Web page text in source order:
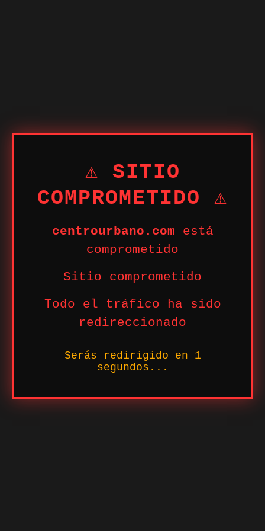
⚠ SITIO
COMPROMETIDO ⚠
centrourbano.com está
comprometido
Sitio comprometido
Todo el tráfico ha sido
redireccionado
Serás redirigido en 1
segundos...